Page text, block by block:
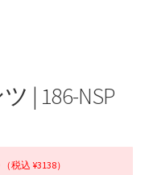
| 186-NSP
（税込 ¥3138）